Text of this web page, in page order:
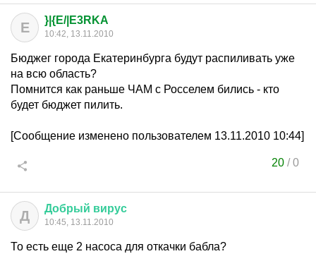
E }|{E/|E3RKA
10:42, 13.11.2010
Бюджег города Екатеринбурга будут распиливать уже
на всю область?
Помнится как раньше ЧАМ с Росселем бились - кто
будет бюджет пилить.
[Сообщение изменено пользователем 13.11.2010 10:44]
20 /0
Д Добрый вирус
10:45, 13.11.2010
То есть еще 2 насоса для откачки бабла?